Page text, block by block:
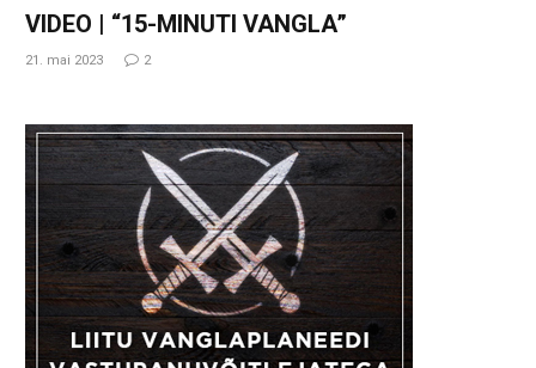
VIDEO | “15-MINUTI VANGLA”
21. mai 2023 2